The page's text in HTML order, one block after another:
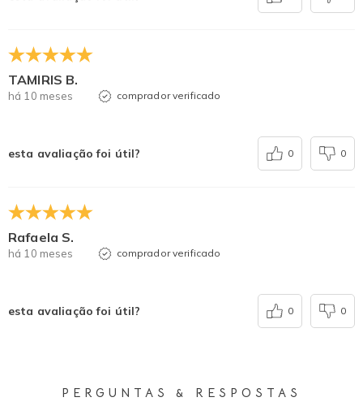
TAMIRIS B.
há 10 meses comprador verificado
esta avaliação foi útil? 0 0
Rafaela S.
há 10 meses comprador verificado
esta avaliação foi útil? 0 0
PERGUNTAS & RESPOSTAS